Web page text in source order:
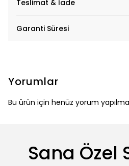
Teslimat & İade
Garanti Süresi
Yorumlar
Bu ürün için henüz yorum
Sana Özel